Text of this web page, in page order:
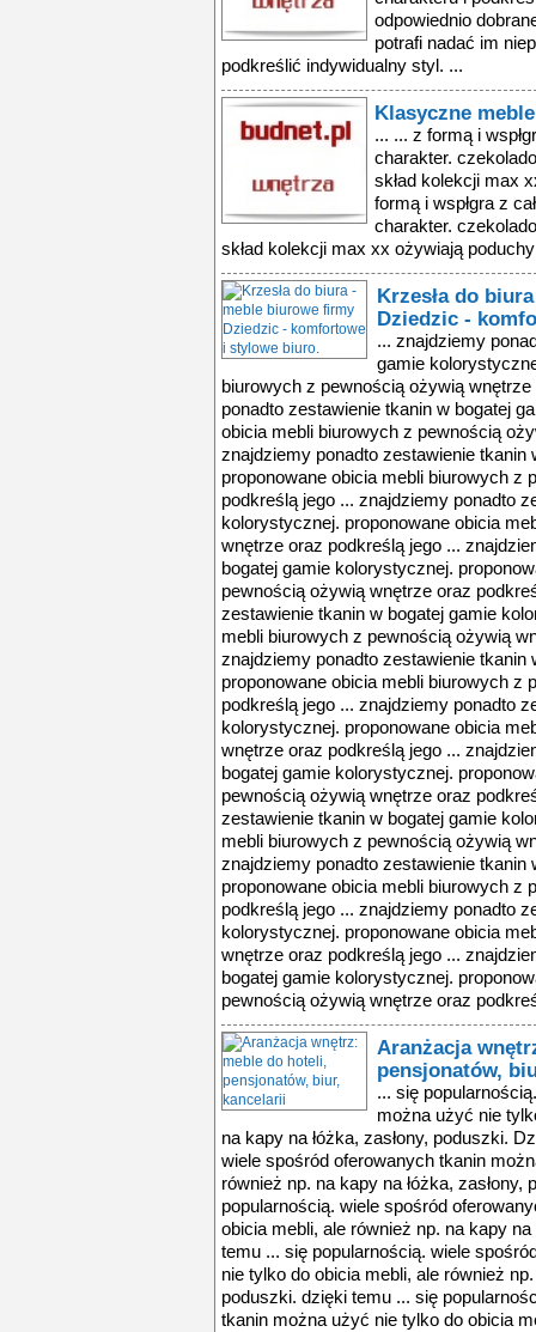
odpowiednio
potrafi nadać im
podkreślić indywidualny styl. ...
Klasyczne
... ... z formą i
charakter.
skład kolekcji max
formą i wspłgra z
charakter.
skład kolekcji max xx ożywiają
Krzesła do
Dziedzic -
... znajdziemy
gamie
biurowych z pewnością ożywią
ponadto zestawienie tkanin w bogatej
obicia mebli biurowych z pewnością
znajdziemy ponadto zestawienie
proponowane obicia mebli biurowych z
podkreślą jego ... znajdziemy ponadto
kolorystycznej. proponowane obicia
wnętrze oraz podkreślą jego ...
bogatej gamie kolorystycznej.
pewnością ożywią wnętrze oraz
zestawienie tkanin w bogatej gamie
mebli biurowych z pewnością ożywią
znajdziemy ponadto zestawienie
proponowane obicia mebli biurowych z
podkreślą jego ... znajdziemy ponadto
kolorystycznej. proponowane obicia
wnętrze oraz podkreślą jego ...
bogatej gamie kolorystycznej.
pewnością ożywią wnętrze oraz
zestawienie tkanin w bogatej gamie
mebli biurowych z pewnością ożywią
znajdziemy ponadto zestawienie
proponowane obicia mebli biurowych z
podkreślą jego ... znajdziemy ponadto
kolorystycznej. proponowane obicia
wnętrze oraz podkreślą jego ...
bogatej gamie kolorystycznej.
pewnością ożywią wnętrze oraz
Aranżacja
pensjonatów,
... się
można użyć nie
na kapy na łóżka, zasłony, poduszki.
wiele spośród oferowanych tkanin
również np. na kapy na łóżka,
popularnością. wiele spośród
obicia mebli, ale również np. na kapy na
temu ... się popularnością. wiele
nie tylko do obicia mebli, ale również
poduszki. dzięki temu ... się
tkanin można użyć nie tylko do obicia